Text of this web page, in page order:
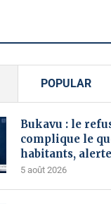
POPULAR
Bukavu : le
complique le
habitants,
5 août 2026